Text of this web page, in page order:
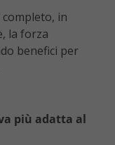
in
la forza
benefici per
più adatta al